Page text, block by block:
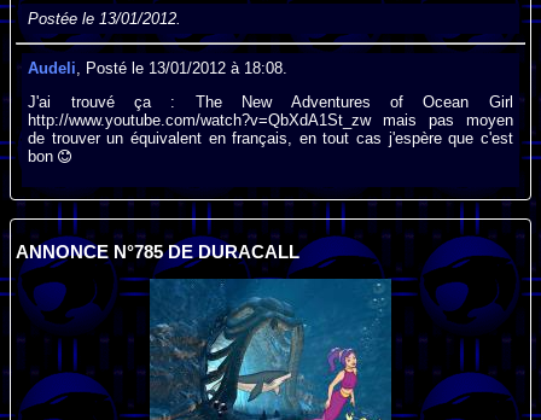
Postée le 13/01/2012.
Audeli , Posté le 13/01/2012 à 18:08.
J'ai trouvé ça : The New Adventures of Ocean Girl
http://www.youtube.com/watch?v=QbXdA1St_zw mais pas moyen
de trouver un équivalent en français, en tout cas j'espère que c'est
bon
ANNONCE N°785 DE DURACALL